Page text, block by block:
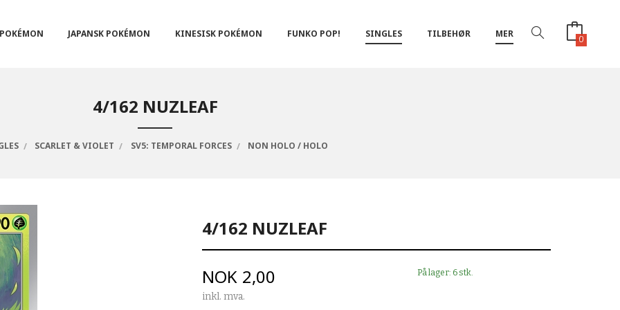
POKÉMON JAPANSK POKÉMON KINESISK POKÉMON FUNKO POP! SINGLES TILBEHØR MER 0
4/162 NUZLEAF
SCARLET & VIOLET SV5: TEMPORAL FORCES NON HOLO / HOLO
4/162 NUZLEAF
Pris
NOK 2,00
inkl. mva.
På lager: 6 stk.